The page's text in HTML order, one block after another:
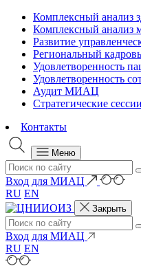
Комплексный анализ
Комплексный анализ
Развитие
Региональный
Удовлетворенность
Удовлетворенность
Аудит МИАЦ
Стратегические сессии
Контакты
Меню
Вход для МИАЦ
RU EN
Закрыть
Вход для МИАЦ
RU EN